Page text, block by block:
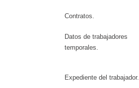
Contratos.
Datos de trabajadores
temporales.
Expediente del trabajador.